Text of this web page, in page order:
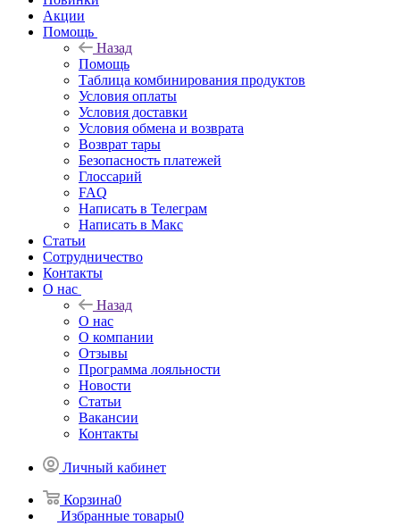
Акции
Помощь
Назад
Помощь
Таблица комбинирования продуктов
Условия оплаты
Условия доставки
Условия обмена и возврата
Возврат тары
Безопасность платежей
Глоссарий
FAQ
Написать в Телеграм
Написать в Макс
Статьи
Сотрудничество
Контакты
О нас
Назад
О нас
О компании
Отзывы
Программа лояльности
Новости
Статьи
Вакансии
Контакты
Личный кабинет
Корзина0
Избранные товары0